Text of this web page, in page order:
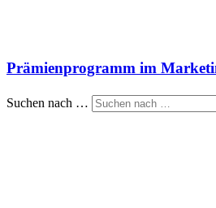
Prämienprogramm im
Suchen nach …